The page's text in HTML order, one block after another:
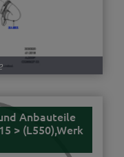
Anbauteile
> (L550),Werk